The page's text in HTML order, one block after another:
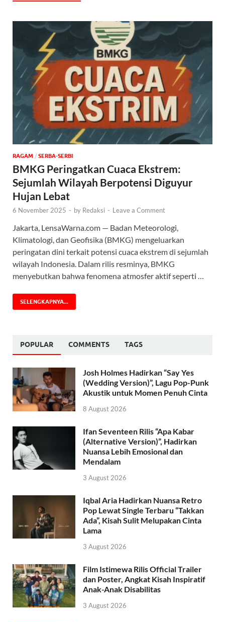
‎RAGAM / SERBA-SERBI
BMKG Peringatkan Cuaca Ekstrem:
Sejumlah Wilayah Berpotensi Diguyur
Hujan Lebat
6 November 2025 - by Redaksi - Leave a Comment
Jakarta, LensaWarna.com — Badan Meteorologi,
Klimatologi, dan Geofisika (BMKG) mengeluarkan
peringatan dini terkait potensi cuaca ekstrem di sejumlah
wilayah Indonesia. Dalam rilis resminya, BMKG
menyebutkan bahwa fenomena atmosfer aktif seperti …
SELENGKAPNYA...
POPULAR COMMENTS TAGS
Josh Holmes Hadirkan “Say Yes
(Wedding Version)”, Lagu Pop-Punk
Akustik untuk Momen Penuh Cinta
8 August 2026
Ifan Seventeen Rilis “Apa Kabar
(Alternative Version)”, Hadirkan
Nuansa Lebih Emosional dan
Mendalam
3 August 2026
Iqbal Aria Hadirkan Nuansa Retro
Pop Lewat Single Terbaru “Takkan
Ada”, Kisah Sulit Melupakan Cinta
Lama
3 August 2026
Film Istimewa Rilis Official Trailer
dan Poster, Angkat Kisah Inspiratif
Anak-Anak Disabilitas
3 August 2026